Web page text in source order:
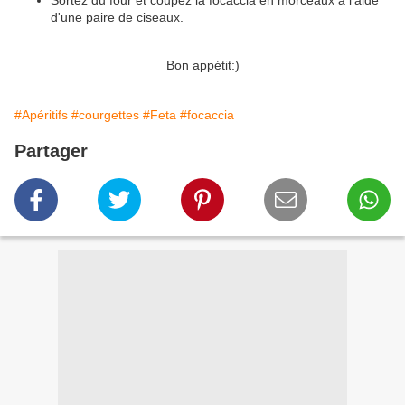
d'une paire de ciseaux.
Bon appétit:)
#Apéritifs #courgettes #Feta #focaccia
Partager